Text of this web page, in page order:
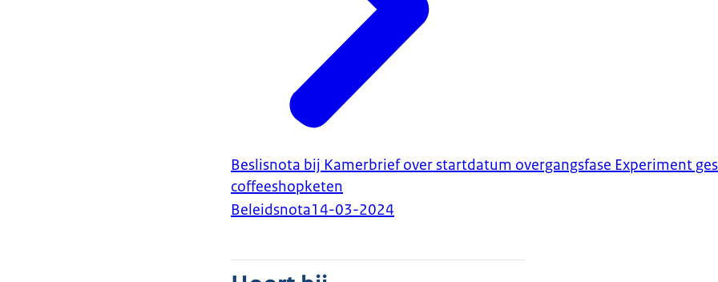
Beslisnota bij Kamerbrief over startdatum overgangsfase Experiment
coffeeshopketen
Beleidsnota14-03-2024